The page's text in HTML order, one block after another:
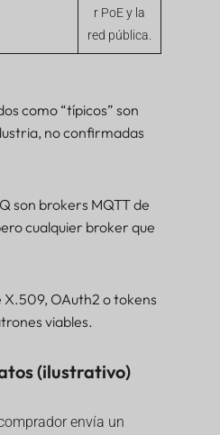
r PoE y la
red pública.
como “típicos” son
no confirmadas
son brokers MQTT de
cualquier broker que
X.509, OAuth2 o tokens
viables.
(ilustrativo)
envía un